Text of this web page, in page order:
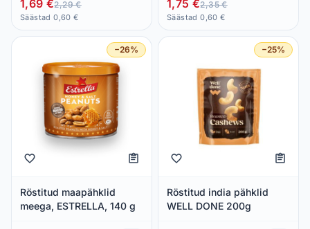
1,69 €2,29 €
Säästad 0,60 €
1,75 €2,35 €
Säästad 0,60 €
−26%
Röstitud maapähklid
meega, ESTRELLA, 140 g
−25%
Röstitud india pähklid
WELL DONE 200g